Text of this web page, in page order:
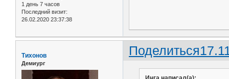
1 день 7 часов
Последний визит:
26.02.2020 23:37:38
Поделиться
Тихонов
Демиург